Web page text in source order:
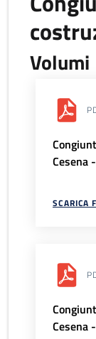
Volumi
Cesena
SCARICA
Cesena